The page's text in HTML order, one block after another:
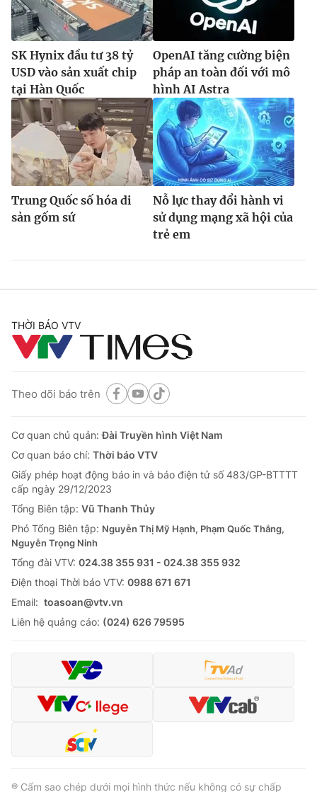
SK Hynix đầu tư 38 tỷ
USD vào sản xuất chip
tại Hàn Quốc
OpenAI tăng cường biện
pháp an toàn đối với mô
hình AI Astra
Trung Quốc số hóa di
sản gốm sứ
Nỗ lực thay đổi hành vi
sử dụng mạng xã hội của
trẻ em
THỜI BÁO VTV
Theo dõi báo trên
Cơ quan chủ quản:Đài Truyền hình Việt Nam
Cơ quan báo chí: Thời báo VTV
Giấy phép hoạt động báo in và báo điện tử số 483/GP-BTTTT
cấp ngày 29/12/2023
Tổng Biên tập: Vũ Thanh Thủy
Phó Tổng Biên tập: Nguyễn Thị Mỹ Hạnh, Phạm Quốc Thắng,
Nguyễn Trọng Ninh
Tổng đài VTV: 024.38 355 931 - 024.38 355 932
Ðiện thoại Thời báo VTV: 0988 671 671
Email: toasoan@vtv.vn
Liên hệ quảng cáo: (024) 626 79595
® Cấm sao chép dưới mọi hình thức nếu không có sự chấp